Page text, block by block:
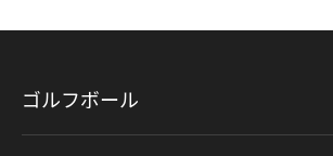
ゴルフボール